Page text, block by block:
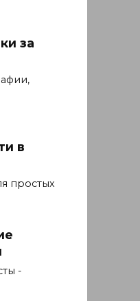
за
в
простых
-